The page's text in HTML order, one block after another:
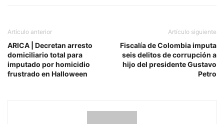
Artículo anterior
ARICA | Decretan arresto
domiciliario total para
imputado por homicidio
frustrado en Halloween
Artículo siguiente
Fiscalía de Colombia imputa
seis delitos de corrupción a
hijo del presidente Gustavo
Petro